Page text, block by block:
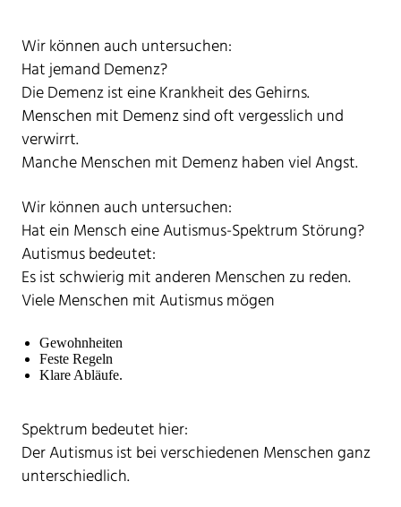
Wir können auch untersuchen:
Hat jemand Demenz?
Die Demenz ist eine Krankheit des Gehirns.
Menschen mit Demenz sind oft vergesslich und
verwirrt.
Manche Menschen mit Demenz haben viel Angst.
Wir können auch untersuchen:
Hat ein Mensch eine Autismus-Spektrum Störung?
Autismus bedeutet:
Es ist schwierig mit anderen Menschen zu reden.
Viele Menschen mit Autismus mögen
Gewohnheiten
Feste Regeln
Klare Abläufe.
Spektrum bedeutet hier:
Der Autismus ist bei verschiedenen Menschen ganz
unterschiedlich.